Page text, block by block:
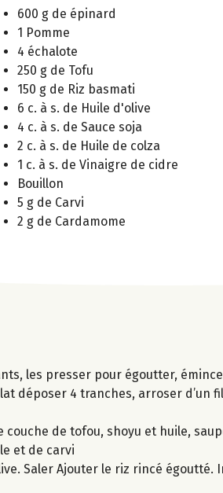
600 g de épinard
1 Pomme
4 échalote
250 g de Tofu
150 g de Riz basmati
6 c. à s. de Huile d'olive
4 c. à s. de Sauce soja
2 c. à s. de Huile de colza
1 c. à s. de Vinaigre de cidre
Bouillon
5 g de Carvi
2 g de Cardamome
les presser pour égoutter,
déposer 4 tranches, arroser d’un
de tofou, shoyu et huile,
et de carvi
Saler Ajouter le riz rincé